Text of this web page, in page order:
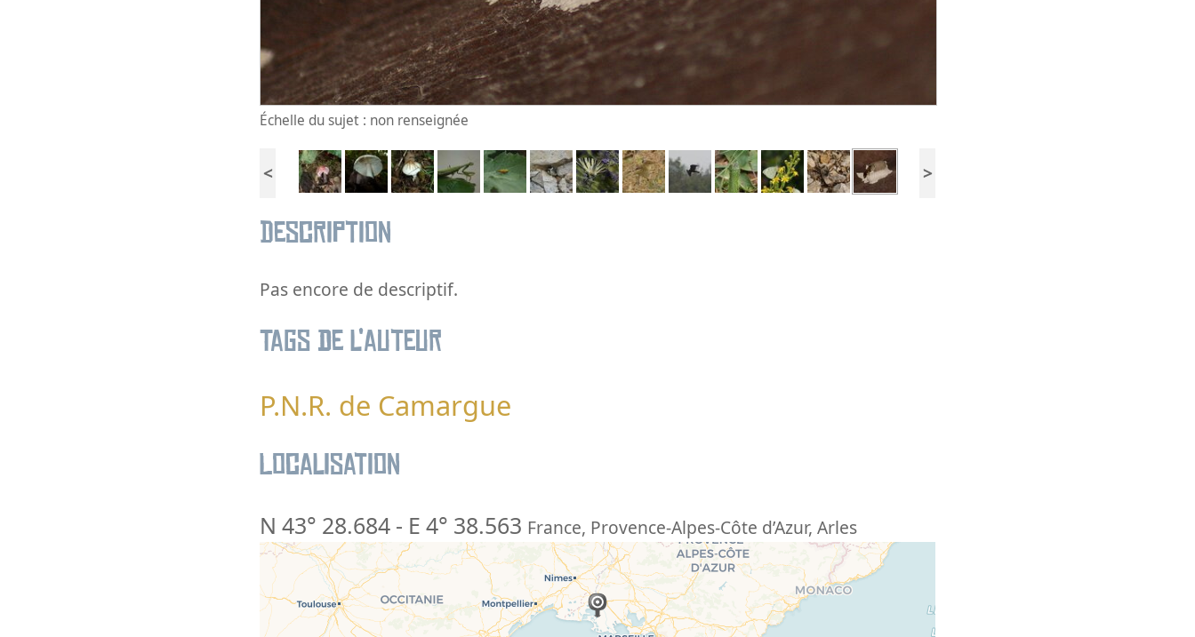
Échelle du sujet : non renseignée
< >
Description
Pas encore de descriptif.
Tags de l’auteur
P.N.R. de Camargue
Localisation
N 43° 28.684 - E 4° 38.563 France, Provence-Alpes-Côte d’Azur, Arles